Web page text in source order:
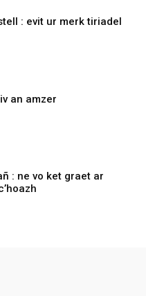
: evit ur merk tiriadel
an amzer
: ne vo ket graet ar